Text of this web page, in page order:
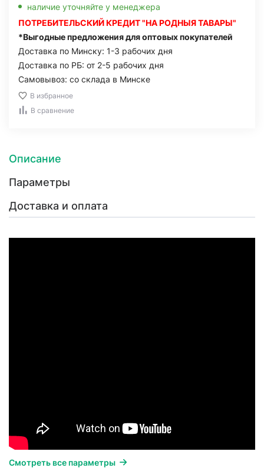
наличие уточняйте у менеджера
ПОТРЕБИТЕЛЬСКИЙ КРЕДИТ "НА РОДНЫЯ ТАВАРЫ"
*Выгодные предложения для оптовых покупателей
Доставка по Минску: 1-3 рабочих дня
Доставка по РБ: от 2-5 рабочих дня
Самовывоз: со склада в Минске
В избранное
В сравнение
Описание
Параметры
Доставка и оплата
Смотреть все параметры